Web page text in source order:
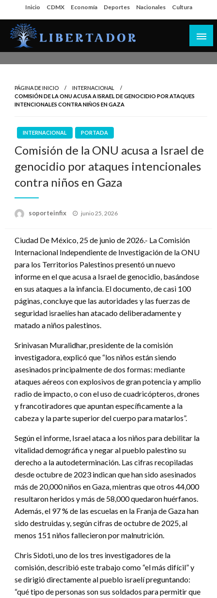
al
contenido
Inicio CDMX Economía Deportes Nacionales Cultura
PÁGINA DE INICIO
INTERNACIONAL
COMISIÓN DE LA ONU ACUSA A ISRAEL DE GENOCIDIO POR ATAQUES
INTENCIONALES CONTRA NIÑOS EN GAZA
INTERNACIONAL PORTADA
Comisión de la ONU acusa a Israel de
genocidio por ataques intencionales
contra niños en Gaza
soporteinfix
Publicado
junio 25, 2026
Ciudad De México, 25 de junio de 2026.- La Comisión
Internacional Independiente de Investigación de la ONU
para los Territorios Palestinos presentó un nuevo
informe en el que acusa a Israel de genocidio, basándose
en sus ataques a la infancia. El documento, de casi 100
páginas, concluye que las autoridades y las fuerzas de
seguridad israelíes han atacado deliberadamente y
matado a niños palestinos.
Srinivasan Muralidhar, presidente de la comisión
investigadora, explicó que “los niños están siendo
asesinados principalmente de dos formas: mediante
ataques aéreos con explosivos de gran potencia y amplio
radio de impacto, o con el uso de cuadricópteros, drones
y francotiradores que apuntan específicamente a la
cabeza y la parte superior del cuerpo para matarlos”.
Según el informe, Israel ataca a los niños para debilitar la
vitalidad demográfica y negar al pueblo palestino su
derecho a la autodeterminación. Las cifras recopiladas
desde octubre de 2023 indican que han sido asesinados
más de 20,000 niños en Gaza, mientras que otros 44,000
resultaron heridos y más de 58,000 quedaron huérfanos.
Además, el 97 % de las escuelas en la Franja de Gaza han
sido destruidas y, según cifras de octubre de 2025, al
menos 151 niños fallecieron por malnutrición.
Chris Sidoti, uno de los tres investigadores de la
comisión, describió este trabajo como “el más difícil” y
se dirigió directamente al pueblo israelí preguntando:
“qué tipo de personas son sus soldados para permitir que